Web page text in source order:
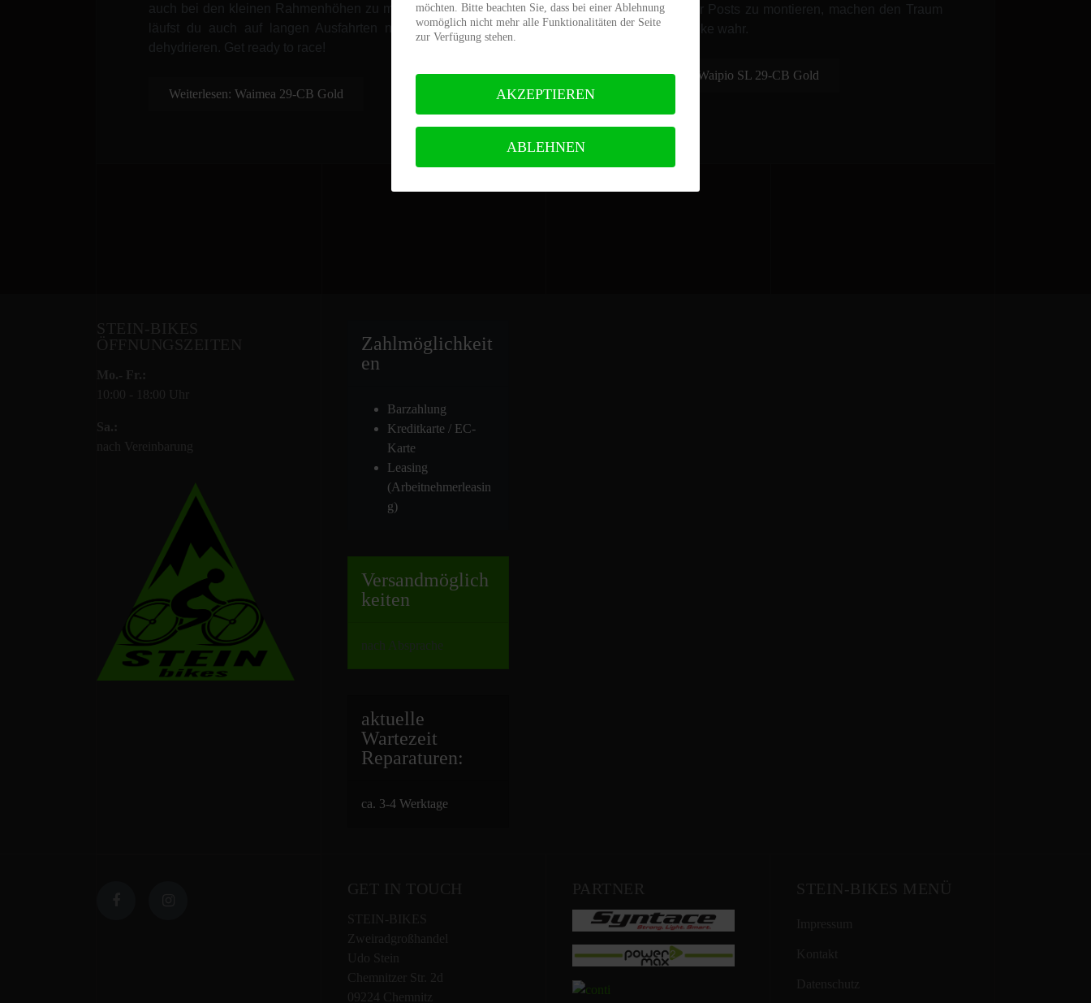
auch bei den kleinen Rahmenhöhen zu montieren, damit
läufst du auch auf langen Ausfahrten nicht Gefahr zu
dehydrieren. Get ready to race!
Weiterlesen: Waimea 29-CB Gold
Stealth Dropper Posts zu montieren, machen den Traum
vom cleanen Bike wahr.
Weiterlesen: Waipio SL 29-CB Gold
STEIN-BIKES
ÖFFNUNGSZEITEN
Mo.- Fr.:
10:00 - 18:00 Uhr
Sa.:
nach Vereinbarung
Zahlmöglichkeit
en
Barzahlung
Kreditkarte / EC-
Karte
Leasing
(Arbeitnehmerleasin
g)
Versandmöglich
keiten
nach Absprache
aktuelle
Wartezeit
Reparaturen:
ca. 3-4 Werktage
GET IN TOUCH
STEIN-BIKES
Zweiradgroßhandel
Udo Stein
Chemnitzer Str. 2d
09224 Chemnitz
PARTNER STEIN-BIKES MENÜ
möchten. Bitte beachten Sie, dass bei einer Ablehnung
womöglich nicht mehr alle Funktionalitäten der Seite
zur Verfügung stehen.
AKZEPTIEREN
ABLEHNEN